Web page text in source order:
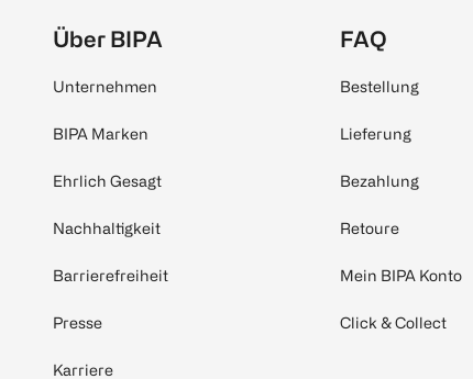
Über BIPA
Unternehmen
BIPA Marken
Ehrlich Gesagt
Nachhaltigkeit
Barrierefreiheit
Presse
Karriere
FAQ
Bestellung
Lieferung
Bezahlung
Retoure
Mein BIPA Konto
Click & Collect